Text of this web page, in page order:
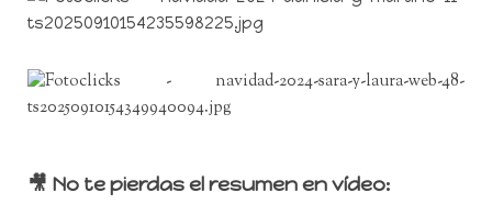
🎥 No te pierdas el resumen en vídeo: